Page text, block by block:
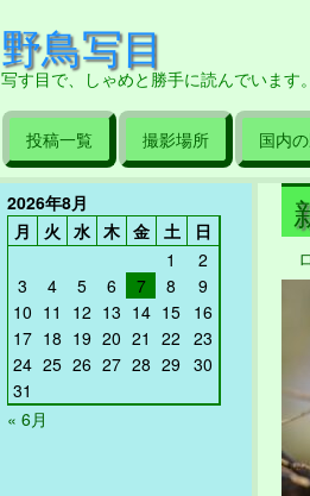
野鳥写目
写す目で、しゃめと勝手に読んでいます。
投稿一覧 撮影場所 国内
2026年8月
月
火 水 木 金 土
日
1
2
3
4 5 6 7 8
9
10 11 12 13 14 15 16
17 18 19 20 21 22 23
24 25 26 27 28 29 30
31
« 6月